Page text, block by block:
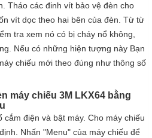
Tháo các đinh vít bảo vệ đèn cho
vít dọc theo hai bên của đèn. Từ từ
tra xem nó có bị cháy nổ không,
Nếu có những hiện tượng này Bạn
chiếu mới theo đúng như thông số
máy chiếu 3M LKX64 bằng
điện và bật máy. Cho máy chiếu
Nhấn "Menu" của máy chiếu để